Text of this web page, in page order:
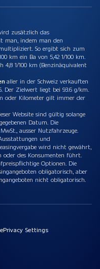
zusätzlich das
man, indem man den
So ergibt sich zum
km ein Ba von 5,42 1/100 km.
4,8 1/100 km (Benzinäquivalent
aller in der Schweiz verkauften
Der Zielwert liegt bei 93.6 g/km.
oder Kilometer gilt immer der
Website sind gültig solange
Datum. Die
ausser Nutzfahrzeuge.
und
wird nicht gewährt,
des Konsumenten führt.
Optionen. Die
obligatorisch, aber
nicht obligatorisch.
Privacy Settings